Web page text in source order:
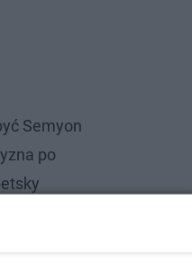
Semyon
po
polskie